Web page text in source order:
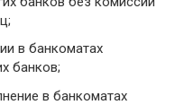
в банкоматах
банков;
в банкоматах